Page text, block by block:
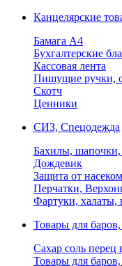
Канцелярские
Бамага А4
Бухгалтерские
Кассовая лента
Пишущие ручки,
Скотч
Ценники
СИЗ, Спецодежда
Бахилы,
Дождевик
Защита от
Перчатки,
Фартуки, халаты,
Товары для
Сахар соль перец
Товары для баров,